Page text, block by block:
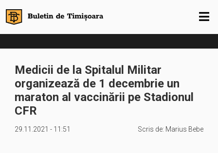
Medicii de la Spitalul Militar
organizează de 1 decembrie un
maraton al vaccinării pe Stadionul
CFR
29.11.2021 - 11:51 Scris de: Marius Bebe